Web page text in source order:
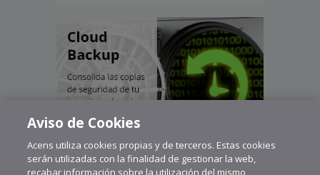
Aviso de Cookies
Acens utiliza cookies propias y de terceros. Estas cookies
serán utilizadas con la finalidad de gestionar la web,
recabar información sobre la utilización del mismo,